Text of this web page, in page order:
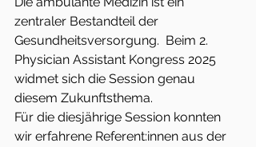
zentraler Bestandteil der
Gesundheitsversorgung.  Beim 2.
Physician Assistant Kongress 2025
widmet sich die Session genau
diesem Zukunftsthema.
Für die diesjährige Session konnten
wir erfahrene Referent:innen aus der